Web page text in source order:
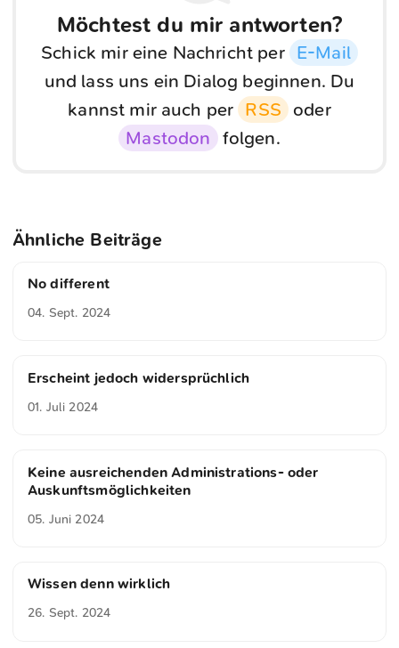
Möchtest du mir antworten?
Schick mir eine Nachricht per E-Mail
und lass uns ein Dialog beginnen. Du
kannst mir auch per RSS oder
Mastodon folgen.
Ähnliche Beiträge
No different
04. Sept. 2024
Erscheint jedoch widersprüchlich
01. Juli 2024
Keine ausreichenden Administrations- oder
Auskunftsmöglichkeiten
05. Juni 2024
Wissen denn wirklich
26. Sept. 2024